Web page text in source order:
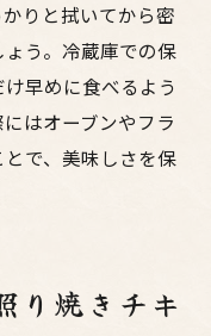
りと拭いてから密
う。冷蔵庫での保
早めに食べるよう
はオーブンやフラ
で、美味しさを保
り焼きチキ